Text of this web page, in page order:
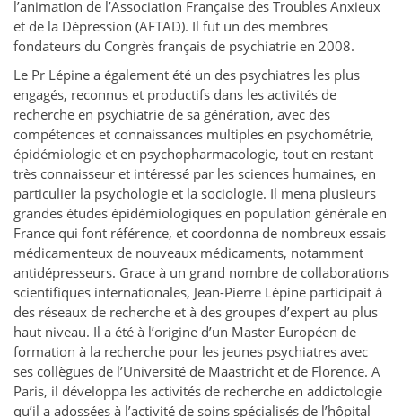
l’animation de l’Association Française des Troubles Anxieux
et de la Dépression (AFTAD). Il fut un des membres
fondateurs du Congrès français de psychiatrie en 2008.
Le Pr Lépine a également été un des psychiatres les plus
engagés, reconnus et productifs dans les activités de
recherche en psychiatrie de sa génération, avec des
compétences et connaissances multiples en psychométrie,
épidémiologie et en psychopharmacologie, tout en restant
très connaisseur et intéressé par les sciences humaines, en
particulier la psychologie et la sociologie. Il mena plusieurs
grandes études épidémiologiques en population générale en
France qui font référence, et coordonna de nombreux essais
médicamenteux de nouveaux médicaments, notamment
antidépresseurs. Grace à un grand nombre de collaborations
scientifiques internationales, Jean-Pierre Lépine participait à
des réseaux de recherche et à des groupes d’expert au plus
haut niveau. Il a été à l’origine d’un Master Européen de
formation à la recherche pour les jeunes psychiatres avec
ses collègues de l’Université de Maastricht et de Florence. A
Paris, il développa les activités de recherche en addictologie
qu’il a adossées à l’activité de soins spécialisés de l’hôpital